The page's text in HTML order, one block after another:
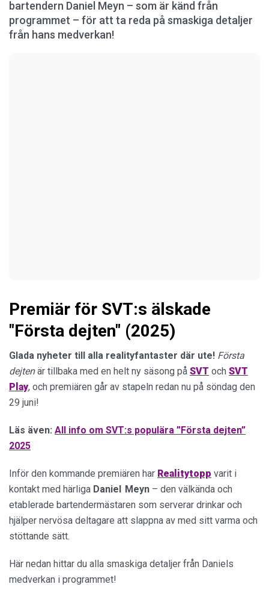
bartendern Daniel Meyn – som är känd från
programmet – för att ta reda på smaskiga detaljer
från hans medverkan!
Premiär för SVT:s älskade
"Första dejten" (2025)
Glada nyheter till alla realityfantaster där ute! Första
dejtenär tillbaka med en helt ny säsong på SVT och SVT
Play, och premiären går av stapeln redan nu på söndag den
29 juni!
Läs även: All info om SVT:s populära ”Första dejten”
2025
Inför den kommande premiären har Realitytopp varit i
kontakt med härliga Daniel Meyn – den välkända och
etablerade bartendermästaren som serverar drinkar och
hjälper nervösa deltagare att slappna av med sitt varma och
stöttande sätt.
Här nedan hittar du alla smaskiga detaljer från Daniels
medverkan i programmet!